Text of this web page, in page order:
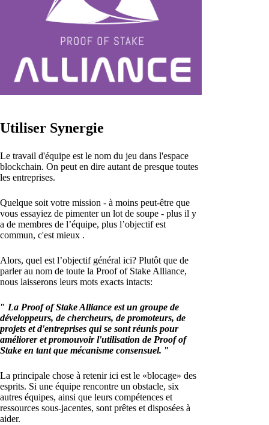
Utiliser Synergie
Le travail d'équipe est le nom du jeu dans l'espace
blockchain. On peut en dire autant de presque toutes
les entreprises.
Quelque soit votre mission - à moins peut-être que
vous essayiez de pimenter un lot de soupe - plus il y
a de membres de l’équipe, plus l’objectif est
commun, c'est mieux .
Alors, quel est l’objectif général ici? Plutôt que de
parler au nom de toute la Proof of Stake Alliance,
nous laisserons leurs mots exacts intacts:
" La Proof of Stake Alliance est un groupe de
développeurs, de chercheurs, de promoteurs, de
projets et d'entreprises qui se sont réunis pour
améliorer et promouvoir l'utilisation de Proof of
Stake en tant que mécanisme consensuel. "
La principale chose à retenir ici est le «blocage» des
esprits. Si une équipe rencontre un obstacle, six
autres équipes, ainsi que leurs compétences et
ressources sous-jacentes, sont prêtes et disposées à
aider.